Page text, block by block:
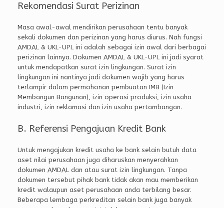
Rekomendasi Surat Perizinan
Masa awal-awal mendirikan perusahaan tentu banyak
sekali dokumen dan perizinan yang harus diurus. Nah fungsi
AMDAL & UKL-UPL ini adalah sebagai izin awal dari berbagai
perizinan lainnya. Dokumen AMDAL & UKL-UPL ini jadi syarat
untuk mendapatkan surat izin lingkungan. Surat izin
lingkungan ini nantinya jadi dokumen wajib yang harus
terlampir dalam permohonan pembuatan IMB (Izin
Membangun Bangunan), izin operasi produksi, izin usaha
industri, izin reklamasi dan izin usaha pertambangan.
B. Referensi Pengajuan Kredit Bank
Untuk mengajukan kredit usaha ke bank selain butuh data
aset nilai perusahaan juga diharuskan menyerahkan
dokumen AMDAL dan atau surat izin lingkungan. Tanpa
dokumen tersebut pihak bank tidak akan mau memberikan
kredit walaupun aset perusahaan anda terbilang besar.
Beberapa lembaga perkreditan selain bank juga banyak